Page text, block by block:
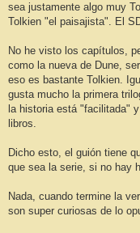
a
j
sea justamente algo muy
Tolkien "el paisajista". El
No he visto los capítulos,
como la nueva de Dune,
eso es bastante Tolkien.
gusta mucho la primera
la historia está "facilitada"
libros.
Dicho esto, el guión tiene
que sea la serie, si no hay
Nada, cuando termine la
son super curiosas de lo